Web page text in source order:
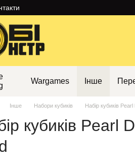
Wargames Інше
Інше Набори кубиків Набір кубиків
кубиків Pearl